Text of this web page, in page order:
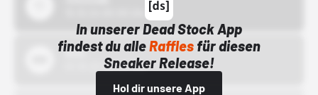
In unserer Dead Stock App
findest du alleRafflesfür diesen
Sneaker Release!
Hol dir unsere App
Bstn
01.10.22 00:00 Uhr